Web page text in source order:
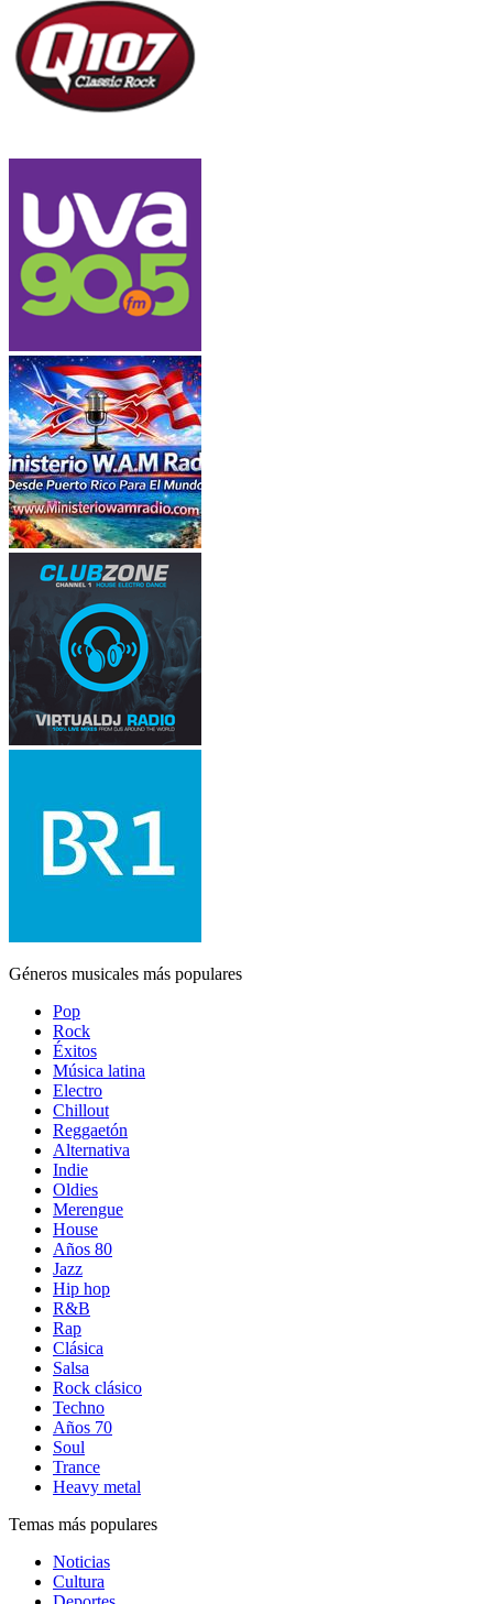
Géneros musicales más populares
Pop
Rock
Éxitos
Música latina
Electro
Chillout
Reggaetón
Alternativa
Indie
Oldies
Merengue
House
Años 80
Jazz
Hip hop
R&B
Rap
Clásica
Salsa
Rock clásico
Techno
Años 70
Soul
Trance
Heavy metal
Temas más populares
Noticias
Cultura